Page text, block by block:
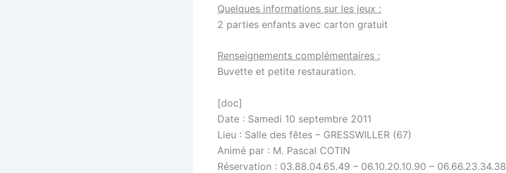
Quelques informations sur les jeux :
2 parties enfants avec carton gratuit
Renseignements complémentaires :
Buvette et petite restauration.
[doc]
Date : Samedi 10 septembre 2011
Lieu : Salle des fêtes – GRESSWILLER (67)
Animé par : M. Pascal COTIN
Réservation : 03.88.04.65.49 – 06.10.20.10.90 – 06.66.23.34.38